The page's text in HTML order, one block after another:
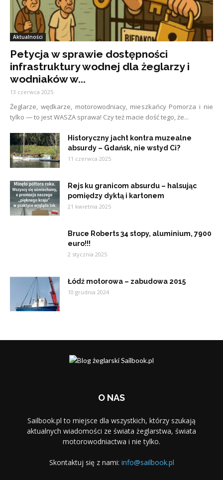
Aktualności
Petycja w sprawie dostępności
infrastruktury wodnej dla żeglarzy i
wodniaków w...
13 czerwca 2025
Żeglarze, wędkarze, motorowodniacy, mieszkańcy Pomorza i nie
tylko — to jest WASZA sprawa! Czy też macie dość tego, że...
Historyczny jacht kontra muzealne
absurdy – Gdańsk, nie wstyd Ci?
11 czerwca 2025
Rejs ku granicom absurdu – halsując
pomiędzy dyktą i kartonem
21 kwietnia 2025
Bruce Roberts 34 stopy, aluminium, 7900
euro!!!
2 stycznia 2025
Łódź motorowa – zabudowa 2015
10 grudnia 2024
O NAS
Sailbook.pl to miejsce dla wszystkich, którzy szukają
aktualnych wiadomości ze świata żeglarstwa, świata
motorowodniactwa i nie tylko.
Skontaktuj się z nami: info@sailbook.pl